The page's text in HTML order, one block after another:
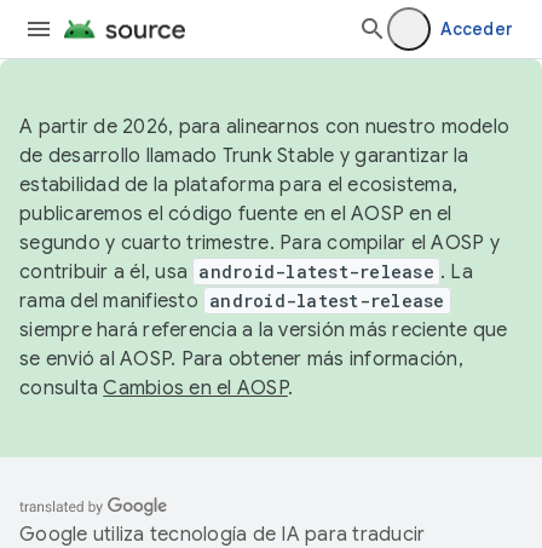
Acceder
A partir de 2026, para alinearnos con nuestro modelo
de desarrollo llamado Trunk Stable y garantizar la
estabilidad de la plataforma para el ecosistema,
publicaremos el código fuente en el AOSP en el
segundo y cuarto trimestre. Para compilar el AOSP y
contribuir a él, usa android-latest-release . La
rama del manifiesto android-latest-release
siempre hará referencia a la versión más reciente que
se envió al AOSP. Para obtener más información,
consultaCambios en el AOSP.
Google utiliza tecnología de IA para traducir